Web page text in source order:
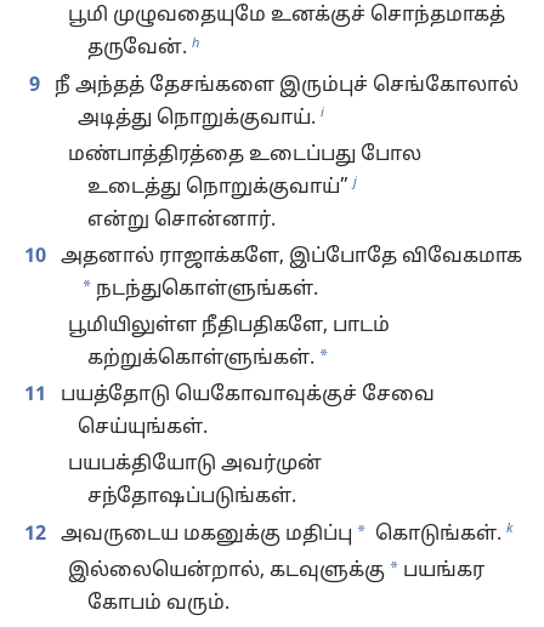
பூமி முழுவதையுமே உனக்குச் சொந்தமாகத்
தருவேன். h
9
நீ அந்தத் தேசங்களை இரும்புச் செங்கோலால்
அடித்து நொறுக்குவாய். i
மண்பாத்திரத்தை உடைப்பது போல
உடைத்து நொறுக்குவாய்” j
என்று சொன்னார்.
10 அதனால் ராஜாக்களே, இப்போதே விவேகமாக
* நடந்துகொள்ளுங்கள்.
பூமியிலுள்ள நீதிபதிகளே, பாடம்
கற்றுக்கொள்ளுங்கள். *
11
பயத்தோடு யெகோவாவுக்குச் சேவை
செய்யுங்கள்.
பயபக்தியோடு அவர்முன்
சந்தோஷப்படுங்கள்.
12 அவருடைய மகனுக்கு மதிப்பு * கொடுங்கள். k
இல்லையென்றால், கடவுளுக்கு * பயங்கர
கோபம் வரும்.